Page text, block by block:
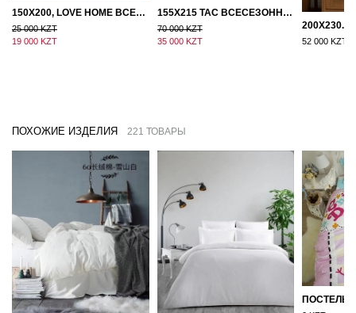
150Х200, LOVE HOME ВСЕСЕЗОННОЕ ОДЕЯЛО ИЗ ХЛОПКА С НАПОЛНИТЕЛЕМ МИКРОГЕЛЬ
25 000 KZT
19 000 KZT
155Х215 TAC ВСЕСЕЗОННОЕ ХЛОПКОВОЕ ОДЕЯЛО ИЗ БАМБУКОВОГО ВОЛОКНА
70 000 KZT
35 000 KZT
52 000 KZT
ПОХОЖИЕ ИЗДЕЛИЯ 221 ТОВАРЫ